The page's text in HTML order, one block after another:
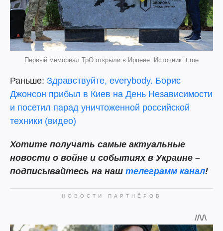
Первый мемориал ТрО открыли в Ирпене. Источник: t.me
Раньше: Здравствуйте, everybody. Борис
Джонсон прибыл в Киев на День Независимости
и посетил парад уничтоженной российской
техники (видео)
Хотите получать самые актуальные
новости о войне и событиях в Украине –
подписывайтесь на наш телеграмм канал!